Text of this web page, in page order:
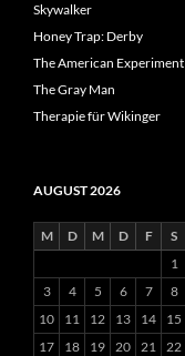
Skywalker
Honey Trap: Derby
The American Experiment
The Gray Man
Therapie für Wikinger
AUGUST 2026
M D M D F S
1
3
4 5 6 7 8
10
11 12 13 14 15
17
18 19 20 21 22